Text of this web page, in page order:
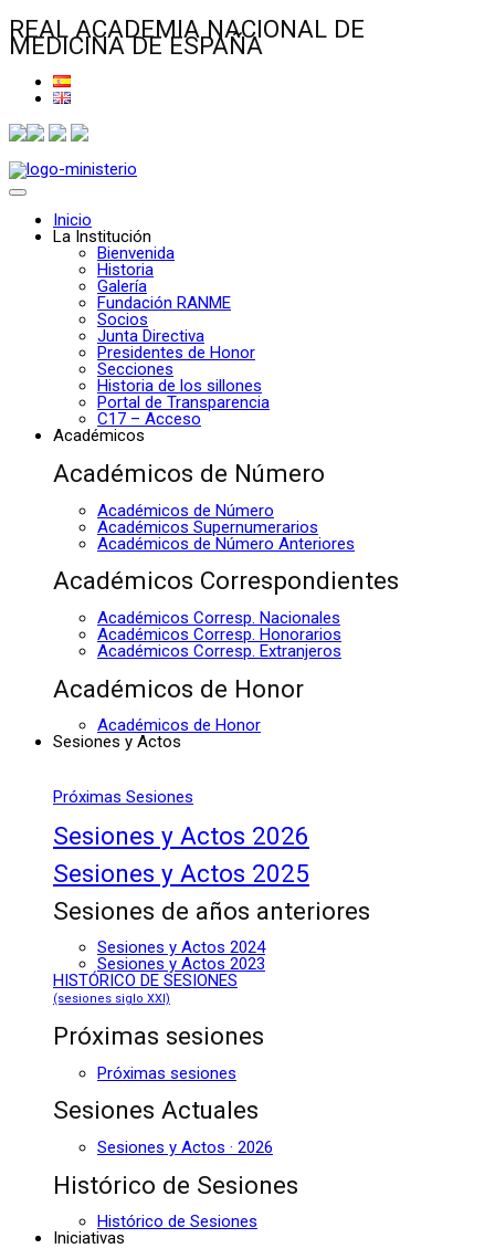
REAL ACADEMIA NACIONAL DE
MEDICINA DE ESPAÑA
Inicio
La Institución
Bienvenida
Historia
Galería
Fundación RANME
Socios
Junta Directiva
Presidentes de Honor
Secciones
Historia de los sillones
Portal de Transparencia
C17 – Acceso
Académicos
Académicos de Número
Académicos de Número
Académicos Supernumerarios
Académicos de Número Anteriores
Académicos Correspondientes
Académicos Corresp. Nacionales
Académicos Corresp. Honorarios
Académicos Corresp. Extranjeros
Académicos de Honor
Académicos de Honor
Sesiones y Actos
Próximas Sesiones
Sesiones y Actos 2026
Sesiones y Actos 2025
Sesiones de años anteriores
Sesiones y Actos 2024
Sesiones y Actos 2023
HISTÓRICO DE SESIONES
(sesiones siglo XXI)
Próximas sesiones
Próximas sesiones
Sesiones Actuales
Sesiones y Actos · 2026
Histórico de Sesiones
Histórico de Sesiones
Iniciativas